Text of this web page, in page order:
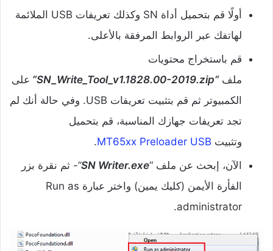
أولًا قم بتحميل أداة SN وكذلك تعريفات USB الملائمة
لهاتفك عبر الروابط المرفقة بالأعلى.
قم باستخراج محتويات
ملف“
SN_Write_Tool_v1.1828.00-2019.zip” على
الكمبيوتر ثم قم بتثبيت تعريفات USB. وفي حالة أنك لم
تجد تعريفات جهازك المناسبة، قم بتحميل
وتثبيت MT65xx Preloader USB
.
الآن، إبحث عن ملف “SN Writer.exe
“- ثم نقرة بزر
الفأرة الأيمن (كليك يمين) واختر عبارة Run as
administrator.